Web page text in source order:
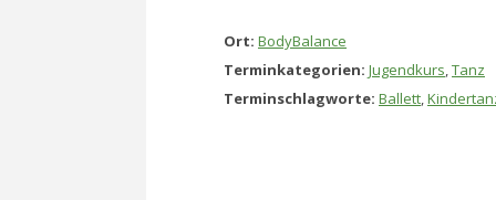
Ort: BodyBalance
Terminkategorien: Jugendkurs,Tanz
Terminschlagworte: Ballett,